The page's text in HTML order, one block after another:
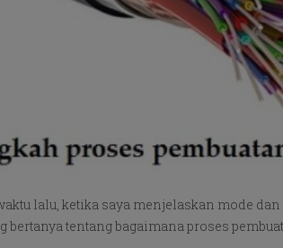
lalu, ketika saya menjelaskan mode
bertanya tentang bagaimana proses